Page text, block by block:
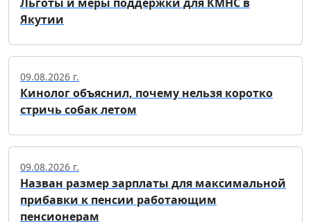
Якутии
09.08.2026 г.
Кинолог объяснил, почему нельзя коротко
стричь собак летом
09.08.2026 г.
Назван размер зарплаты для максимальной
прибавки к пенсии работающим
пенсионерам